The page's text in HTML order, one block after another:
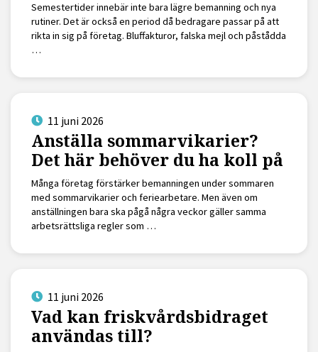
Semestertider innebär inte bara lägre bemanning och nya
rutiner. Det är också en period då bedragare passar på att
rikta in sig på företag. Bluffakturor, falska mejl och påstådda
…
11 juni 2026
Anställa sommarvikarier?
Det här behöver du ha koll på
Många företag förstärker bemanningen under sommaren
med sommarvikarier och feriearbetare. Men även om
anställningen bara ska pågå några veckor gäller samma
arbetsrättsliga regler som …
11 juni 2026
Vad kan friskvårdsbidraget
användas till?